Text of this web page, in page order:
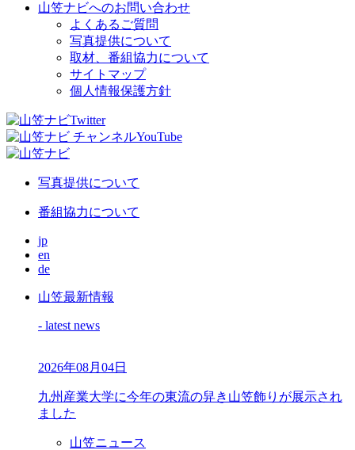
山笠ナビへのお問い合わせ
よくあるご質問
写真提供について
取材、番組協力について
サイトマップ
個人情報保護方針
写真提供について
番組協力について
jp
en
de
山笠最新情報
- latest news
2026年08月04日
九州産業大学に今年の東流の舁き山笠飾りが展示され
ました
山笠ニュース